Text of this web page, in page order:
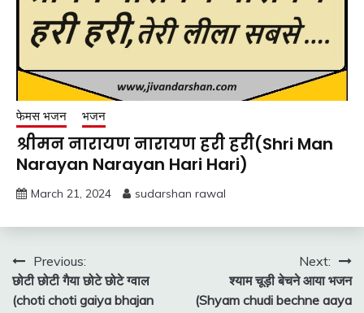
फेमस भजन भजन
श्रीमन नारायण नारायण हरी हरी(Shri Man
Narayan Narayan Hari Hari)
March 21, 2024 sudarshan rawal
Post
navigation
Previous:
छोटी छोटी गैया छोटे छोटे ग्वाल
(choti choti gaiya bhajan
Next:
श्याम चूड़ी बेचने आया भजन
(Shyam chudi bechne aaya